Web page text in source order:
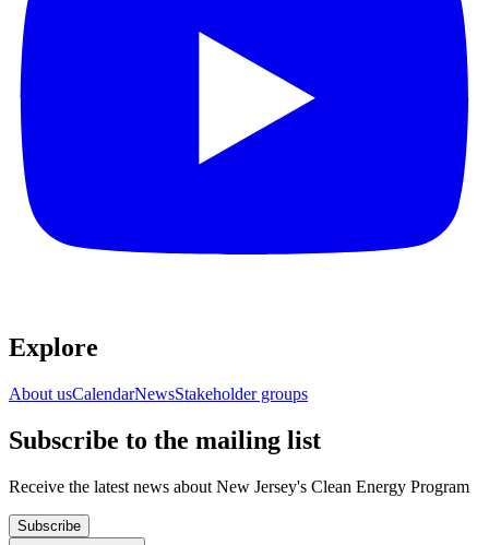
Explore​​​​‌ ‍ ​‍​‍‌‍ ‌ ​‍‌‍‍‌‌‍‌ ‌‍‍‌‌‍ ‍​‍​‍​ ‍‍​‍​‍‌ ​ ‌‍​‌‌‍ ‍‌‍‍‌‌ ‌​‌ ‍‌​‍ ‍‌‍‍‌‌‍ ​‍​‍​‍ ​​‍​‍‌‍‍​‌ ​‍‌‍‌‌‌‍‌‍​‍​‍​ ‍‍​‍​‍‌‍‍​‌ ‌​‌ ‌​‌ ​​​ ‍‍​‍ ​‍ ‌‍ ​‌‍ ‌‍​ ‌‍​‌‌‍ ​‌‍‍​‌‍ ‌ ​ ‌ ‌​​ ‍‍​ ​ ​ ​ ​ ​ ​ ​ ​‍ ‌‍‍‌‌‍ ‍‌ ‌​‌‍‌‌‌‍ ‍‌ ‌​​‍ ‌‍‌‌‌‍‌​‌‍‍‌‌ ‌​​‍ ‌‍ ‌‌‍ ‌‍‌​‌‍‌‌​ ‌‌ ​​‌ ​‍‌‍‌‌‌ ​ ‌‍‌‌‌‍ ‍‌ ‌​‌‍​‌‌ ‌​‌‍‍‌‌‍ ‌‍ ‍​ ‍ ‌‍‍‌‌‍‌​​ ‌‌ ​ ‌‍‍‌‌ ‌​‌‍‌‌‌​‌‍‌‍ ‌‍ ‌ ‌​‌‍‌‌‌ ​‍​ ‍ ‌ ‌​‌ ‍‌‌ ​​‌‍‌‌​ ‌‌‍‌‍‌‍ ‌‍ ‌ ‌​‌‍‌‌‌ ​‍​ ‍ ‌ ​​‌‍​‌‌ ‌​‌‍‍​​ ‌‌‍ ‌‌‍‌‌‌‍ ‍‌ ‌‌‌ ​ ​‍‌‌​ ‌‌‌​​‍‌‌ ‌‍‍ ‌‍‌‌‌ ‍‌​‍‌‌​ ​ ‌​‌​​‍‌‌​ ​ ‌​‌​​‍‌‌​ ​‍​ ​‍‌‍​‌​ ‍‌‌‍‌‍​ ​​‌‍‌​​ ​​​ ‌​​ ​​​ ​ ​ ​‌​ ‌‍​ ‌ ​‍‌‌​ ​‍​ ​‍​‍‌‌​ ‌‌‌​‌​​‍ ‍‌‍‍​‌‍‌‌‌‍​‌‌‍‌​‌‍‍‌‌‍ ‍‌‍‌ ​ ‌‍​‍‌‍​‌‌ ​ ‌‍‌‌‌‌‌‌‌ ​‍‌‍ ​​ ‌‌‍‍​‌ ‌​‌ ‌​‌ ​​​‍‌‌​ ​ ‌​​‌​‍‌‌​ ​‍‌​‌‍​‍‌‌​ ​‍‌​‌‍‌‍ ​‌‍ ‌‍​ ‌‍​‌‌‍ ​‌‍‍​‌‍ ‌ ​ ‌ ‌​​‍‌‌​ ​ ‌​​‌​ ​ ​ ​ ​ ​ ​ ​ ​‍‌‍‌‍‍‌‌‍‌​​ ‌‌ ​ ‌‍‍‌‌ ‌​‌‍‌‌‌​‌‍‌‍ ‌‍ ‌ ‌​‌‍‌‌‌ ​‍​‍‌‍‌ ‌​‌ ‍‌‌ ​​‌‍‌‌​ ‌‌‍‌‍‌‍ ‌‍ ‌ ‌​‌‍‌‌‌ ​‍​‍‌‍‌ ​​‌‍​‌‌ ‌​‌‍‍​​ ‌‌‍ ‌‌‍‌‌‌‍ ‍‌ ‌‌‌ ​ ​‍‌‌​ ‌‌‌​​‍‌‌ ‌‍‍ ‌‍‌‌‌ ‍‌​‍‌‌​ ​ ‌​‌​​‍‌‌​ ​ ‌​‌​​‍‌‌​ ​‍​ ​‍‌‍​‌​ ‍‌‌‍‌‍​ ​​‌‍‌​​ ​​​ ‌​​ ​​​ ​ ​ ​‌​ ‌‍​ ‌ ​‍‌‌​ ​‍​ ​‍​‍‌‌​ ‌‌‌​‌​​‍ ‍‌‍‍​‌‍‌‌‌‍​‌‌‍‌​‌‍‍‌‌‍ ‍‌‍‌ ​‍‌‍‌ ​​‌‍‌‌‌ ​‍‌ ​ ‌ ​​‌‍‌‌‌‍​ ‌ ‌​‌‍‍‌‌ ‌‍‌‍‌‌​ ‌‌ ​​‌ ‌‌‌‍​‍‌‍ ​‌‍‍‌‌ ​ ‌‍‍​‌‍‌‌‌‍‌​​‍​‍‌ ‌
About us​​​​‌ ‍ ​‍​‍‌‍ ‌ ​‍‌‍‍‌‌‍‌ ‌‍‍‌‌‍ ‍​‍​‍​ ‍‍​‍​‍‌ ​ ‌‍​‌‌‍ ‍‌‍‍‌‌ ‌​‌ ‍‌​‍ ‍‌‍‍‌‌‍ ​‍​‍​‍ ​​‍​‍‌‍‍​‌ ​‍‌‍‌‌‌‍‌‍​‍​‍​ ‍‍​‍​‍‌‍‍​‌ ‌​‌ ‌​‌ ​​​ ‍‍​‍ ​‍ ‌‍ ​‌‍ ‌‍​ ‌‍​‌‌‍ ​‌‍‍​‌‍ ‌ ​ ‌ ‌​​ ‍‍​ ​ ​ ​ ​ ​ ​ ​ ​‍ ‌‍‍‌‌‍ ‍‌ ‌​‌‍‌‌‌‍ ‍‌ ‌​​‍ ‌‍‌‌‌‍‌​‌‍‍‌‌ ‌​​‍ ‌‍ ‌‌‍ ‌‍‌​‌‍‌‌​ ‌‌ ​​‌ ​‍‌‍‌‌‌ ​ ‌‍‌‌‌‍ ‍‌ ‌​‌‍​‌‌ ‌​‌‍‍‌‌‍ ‌‍ ‍​ ‍ ‌‍‍‌‌‍‌​​ ‌‌ ​ ‌‍‍‌‌ ‌​‌‍‌‌‌​‌‍‌‍ ‌‍ ‌ ‌​‌‍‌‌‌ ​‍​ ‍ ‌ ‌​‌ ‍‌‌ ​​‌‍‌‌​ ‌‌‍‌‍‌‍ ‌‍ ‌ ‌​‌‍‌‌‌ ​‍​ ‍ ‌ ​​‌‍​‌‌ ‌​‌‍‍​​ ‌‌‍ ‌‌‍‌‌‌‍ ‍‌ ‌‌‌ ​ ​‍‌‌​ ‌‌‌​​‍‌‌ ‌‍‍ ‌‍‌‌‌ ‍‌​‍‌‌​ ​ ‌​‌​​‍‌‌​ ​ ‌​‌​​‍‌‌​ ​‍​ ​‍‌‍​‌​ ‍‌‌‍‌‍​ ​​‌‍‌​​ ​​​ ‌​​ ​​​ ​ ​ ​‌​ ‌‍​ ‌ ​‍‌‌​ ​‍​ ​‍​‍‌‌​ ‌‌‌​‌​​‍ ‍‌‍‍‌‌ ‌​‌‍‌‌‌‍ ‌‌ ​ ​‍‌‌​ ‌‌‌​​‍‌‌ ‌‍‍ ‌‍‌‌‌ ‍‌​‍‌‌​ ​ ‌​‌​​‍‌‌​ ​ ‌​‌​​‍‌‌​ ​‍​ ​‍​ ​​‌‍‌‌‌‍‌​​ ‌ ​ ​‍​ ​‍​ ​​‌‍‌‍​ ‌‍​ ‌​‌‍‌‍‌‍​‍​‍‌‌​ ​‍​ ​‍​‍‌‌​ ‌‌‌​‌​​‍ ‍‌ ‌​‌‍‌‌‌ ‍​‌ ‌​​ ‌‍​‍‌‍​‌‌ ​ ‌‍‌‌‌‌‌‌‌ ​‍‌‍ ​​ ‌‌‍‍​‌ ‌​‌ ‌​‌ ​​​‍‌‌​ ​ ‌​​‌​‍‌‌​ ​‍‌​‌‍​‍‌‌​ ​‍‌​‌‍‌‍ ​‌‍ ‌‍​ ‌‍​‌‌‍ ​‌‍‍​‌‍ ‌ ​ ‌ ‌​​‍‌‌​ ​ ‌​​‌​ ​ ​ ​ ​ ​ ​ ​ ​‍‌‍‌‍‍‌‌‍‌​​ ‌‌ ​ ‌‍‍‌‌ ‌​‌‍‌‌‌​‌‍‌‍ ‌‍ ‌ ‌​‌‍‌‌‌ ​‍​‍‌‍‌ ‌​‌ ‍‌‌ ​​‌‍‌‌​ ‌‌‍‌‍‌‍ ‌‍ ‌ ‌​‌‍‌‌‌ ​‍​‍‌‍‌ ​​‌‍​‌‌ ‌​‌‍‍​​ ‌‌‍ ‌‌‍‌‌‌‍ ‍‌ ‌‌‌ ​ ​‍‌‌​ ‌‌‌​​‍‌‌ ‌‍‍ ‌‍‌‌‌ ‍‌​‍‌‌​ ​ ‌​‌​​‍‌‌​ ​ ‌​‌​​‍‌‌​ ​‍​ ​‍‌‍​‌​ ‍‌‌‍‌‍​ ​​‌‍‌​​ ​​​ ‌​​ ​​​ ​ ​ ​‌​ ‌‍​ ‌ ​‍‌‌​ ​‍​ ​‍​‍‌‌​ ‌‌‌​‌​​‍ ‍‌‍‍‌‌ ‌​‌‍‌‌‌‍ ‌‌ ​ ​‍‌‌​ ‌‌‌​​‍‌‌ ‌‍‍ ‌‍‌‌‌ ‍‌​‍‌‌​ ​ ‌​‌​​‍‌‌​ ​ ‌​‌​​‍‌‌​ ​‍​ ​‍​ ​​‌‍‌‌‌‍‌​​ ‌ ​ ​‍​ ​‍​ ​​‌‍‌‍​ ‌‍​ ‌​‌‍‌‍‌‍​‍​‍‌‌​ ​‍​ ​‍​‍‌‌​ ‌‌‌​‌​​‍ ‍‌ ‌​‌‍‌‌‌ ‍​‌ ‌​​‍‌‍‌ ​​‌‍‌‌‌ ​‍‌ ​ ‌ ​​‌‍‌‌‌‍​ ‌ ‌​‌‍‍‌‌ ‌‍‌‍‌‌​ ‌‌ ​​‌ ‌‌‌‍​‍‌‍ ​‌‍‍‌‌ ​ ‌‍‍​‌‍‌‌‌‍‌​​‍​‍‌ ‌Calendar​​​​‌ ‍ ​‍​‍‌‍ ‌ ​‍‌‍‍‌‌‍‌ ‌‍‍‌‌‍ ‍​‍​‍​ ‍‍​‍​‍‌ ​ ‌‍​‌‌‍ ‍‌‍‍‌‌ ‌​‌ ‍‌​‍ ‍‌‍‍‌‌‍ ​‍​‍​‍ ​​‍​‍‌‍‍​‌ ​‍‌‍‌‌‌‍‌‍​‍​‍​ ‍‍​‍​‍‌‍‍​‌ ‌​‌ ‌​‌ ​​​ ‍‍​‍ ​‍ ‌‍ ​‌‍ ‌‍​ ‌‍​‌‌‍ ​‌‍‍​‌‍ ‌ ​ ‌ ‌​​ ‍‍​ ​ ​ ​ ​ ​ ​ ​ ​‍ ‌‍‍‌‌‍ ‍‌ ‌​‌‍‌‌‌‍ ‍‌ ‌​​‍ ‌‍‌‌‌‍‌​‌‍‍‌‌ ‌​​‍ ‌‍ ‌‌‍ ‌‍‌​‌‍‌‌​ ‌‌ ​​‌ ​‍‌‍‌‌‌ ​ ‌‍‌‌‌‍ ‍‌ ‌​‌‍​‌‌ ‌​‌‍‍‌‌‍ ‌‍ ‍​ ‍ ‌‍‍‌‌‍‌​​ ‌‌ ​ ‌‍‍‌‌ ‌​‌‍‌‌‌​‌‍‌‍ ‌‍ ‌ ‌​‌‍‌‌‌ ​‍​ ‍ ‌ ‌​‌ ‍‌‌ ​​‌‍‌‌​ ‌‌‍‌‍‌‍ ‌‍ ‌ ‌​‌‍‌‌‌ ​‍​ ‍ ‌ ​​‌‍​‌‌ ‌​‌‍‍​​ ‌‌‍ ‌‌‍‌‌‌‍ ‍‌ ‌‌‌ ​ ​‍‌‌​ ‌‌‌​​‍‌‌ ‌‍‍ ‌‍‌‌‌ ‍‌​‍‌‌​ ​ ‌​‌​​‍‌‌​ ​ ‌​‌​​‍‌‌​ ​‍​ ​‍‌‍​‌​ ‍‌‌‍‌‍​ ​​‌‍‌​​ ​​​ ‌​​ ​​​ ​ ​ ​‌​ ‌‍​ ‌ ​‍‌‌​ ​‍​ ​‍​‍‌‌​ ‌‌‌​‌​​‍ ‍‌‍‍‌‌ ‌​‌‍‌‌‌‍ ‌‌ ​ ​‍‌‌​ ‌‌‌​​‍‌‌ ‌‍‍ ‌‍‌‌‌ ‍‌​‍‌‌​ ​ ‌​‌​​‍‌‌​ ​ ‌​‌​​‍‌‌​ ​‍​ ​‍‌‍‌‍​ ‍​​ ‌​​ ​‍‌‍‌​‌‍‌‌​ ‌ ‌‍‌​‌‍‌‍‌‍‌​​ ‌ ​ ​‍​‍‌‌​ ​‍​ ​‍​‍‌‌​ ‌‌‌​‌​​‍ ‍‌ ‌​‌‍‌‌‌ ‍​‌ ‌​​ ‌‍​‍‌‍​‌‌ ​ ‌‍‌‌‌‌‌‌‌ ​‍‌‍ ​​ ‌‌‍‍​‌ ‌​‌ ‌​‌ ​​​‍‌‌​ ​ ‌​​‌​‍‌‌​ ​‍‌​‌‍​‍‌‌​ ​‍‌​‌‍‌‍ ​‌‍ ‌‍​ ‌‍​‌‌‍ ​‌‍‍​‌‍ ‌ ​ ‌ ‌​​‍‌‌​ ​ ‌​​‌​ ​ ​ ​ ​ ​ ​ ​ ​‍‌‍‌‍‍‌‌‍‌​​ ‌‌ ​ ‌‍‍‌‌ ‌​‌‍‌‌‌​‌‍‌‍ ‌‍ ‌ ‌​‌‍‌‌‌ ​‍​‍‌‍‌ ‌​‌ ‍‌‌ ​​‌‍‌‌​ ‌‌‍‌‍‌‍ ‌‍ ‌ ‌​‌‍‌‌‌ ​‍​‍‌‍‌ ​​‌‍​‌‌ ‌​‌‍‍​​ ‌‌‍ ‌‌‍‌‌‌‍ ‍‌ ‌‌‌ ​ ​‍‌‌​ ‌‌‌​​‍‌‌ ‌‍‍ ‌‍‌‌‌ ‍‌​‍‌‌​ ​ ‌​‌​​‍‌‌​ ​ ‌​‌​​‍‌‌​ ​‍​ ​‍‌‍​‌​ ‍‌‌‍‌‍​ ​​‌‍‌​​ ​​​ ‌​​ ​​​ ​ ​ ​‌​ ‌‍​ ‌ ​‍‌‌​ ​‍​ ​‍​‍‌‌​ ‌‌‌​‌​​‍ ‍‌‍‍‌‌ ‌​‌‍‌‌‌‍ ‌‌ ​ ​‍‌‌​ ‌‌‌​​‍‌‌ ‌‍‍ ‌‍‌‌‌ ‍‌​‍‌‌​ ​ ‌​‌​​‍‌‌​ ​ ‌​‌​​‍‌‌​ ​‍​ ​‍‌‍‌‍​ ‍​​ ‌​​ ​‍‌‍‌​‌‍‌‌​ ‌ ‌‍‌​‌‍‌‍‌‍‌​​ ‌ ​ ​‍​‍‌‌​ ​‍​ ​‍​‍‌‌​ ‌‌‌​‌​​‍ ‍‌ ‌​‌‍‌‌‌ ‍​‌ ‌​​‍‌‍‌ ​​‌‍‌‌‌ ​‍‌ ​ ‌ ​​‌‍‌‌‌‍​ ‌ ‌​‌‍‍‌‌ ‌‍‌‍‌‌​ ‌‌ ​​‌ ‌‌‌‍​‍‌‍ ​‌‍‍‌‌ ​ ‌‍‍​‌‍‌‌‌‍‌​​‍​‍‌ ‌News​​​​‌ ‍ ​‍​‍‌‍ ‌ ​‍‌‍‍‌‌‍‌ ‌‍‍‌‌‍ ‍​‍​‍​ ‍‍​‍​‍‌ ​ ‌‍​‌‌‍ ‍‌‍‍‌‌ ‌​‌ ‍‌​‍ ‍‌‍‍‌‌‍ ​‍​‍​‍ ​​‍​‍‌‍‍​‌ ​‍‌‍‌‌‌‍‌‍​‍​‍​ ‍‍​‍​‍‌‍‍​‌ ‌​‌ ‌​‌ ​​​ ‍‍​‍ ​‍ ‌‍ ​‌‍ ‌‍​ ‌‍​‌‌‍ ​‌‍‍​‌‍ ‌ ​ ‌ ‌​​ ‍‍​ ​ ​ ​ ​ ​ ​ ​ ​‍ ‌‍‍‌‌‍ ‍‌ ‌​‌‍‌‌‌‍ ‍‌ ‌​​‍ ‌‍‌‌‌‍‌​‌‍‍‌‌ ‌​​‍ ‌‍ ‌‌‍ ‌‍‌​‌‍‌‌​ ‌‌ ​​‌ ​‍‌‍‌‌‌ ​ ‌‍‌‌‌‍ ‍‌ ‌​‌‍​‌‌ ‌​‌‍‍‌‌‍ ‌‍ ‍​ ‍ ‌‍‍‌‌‍‌​​ ‌‌ ​ ‌‍‍‌‌ ‌​‌‍‌‌‌​‌‍‌‍ ‌‍ ‌ ‌​‌‍‌‌‌ ​‍​ ‍ ‌ ‌​‌ ‍‌‌ ​​‌‍‌‌​ ‌‌‍‌‍‌‍ ‌‍ ‌ ‌​‌‍‌‌‌ ​‍​ ‍ ‌ ​​‌‍​‌‌ ‌​‌‍‍​​ ‌‌‍ ‌‌‍‌‌‌‍ ‍‌ ‌‌‌ ​ ​‍‌‌​ ‌‌‌​​‍‌‌ ‌‍‍ ‌‍‌‌‌ ‍‌​‍‌‌​ ​ ‌​‌​​‍‌‌​ ​ ‌​‌​​‍‌‌​ ​‍​ ​‍‌‍​‌​ ‍‌‌‍‌‍​ ​​‌‍‌​​ ​​​ ‌​​ ​​​ ​ ​ ​‌​ ‌‍​ ‌ ​‍‌‌​ ​‍​ ​‍​‍‌‌​ ‌‌‌​‌​​‍ ‍‌‍‍‌‌ ‌​‌‍‌‌‌‍ ‌‌ ​ ​‍‌‌​ ‌‌‌​​‍‌‌ ‌‍‍ ‌‍‌‌‌ ‍‌​‍‌‌​ ​ ‌​‌​​‍‌‌​ ​ ‌​‌​​‍‌‌​ ​‍​ ​‍‌‍​ ‌‍​‍​ ‍​​ ​​​ ‍‌​ ‌‍​ ​‍​ ‌‍​ ​‍‌‍​‍​ ‍‌​ ​‌​‍‌‌​ ​‍​ ​‍​‍‌‌​ ‌‌‌​‌​​‍ ‍‌ ‌​‌‍‌‌‌ ‍​‌ ‌​​ ‌‍​‍‌‍​‌‌ ​ ‌‍‌‌‌‌‌‌‌ ​‍‌‍ ​​ ‌‌‍‍​‌ ‌​‌ ‌​‌ ​​​‍‌‌​ ​ ‌​​‌​‍‌‌​ ​‍‌​‌‍​‍‌‌​ ​‍‌​‌‍‌‍ ​‌‍ ‌‍​ ‌‍​‌‌‍ ​‌‍‍​‌‍ ‌ ​ ‌ ‌​​‍‌‌​ ​ ‌​​‌​ ​ ​ ​ ​ ​ ​ ​ ​‍‌‍‌‍‍‌‌‍‌​​ ‌‌ ​ ‌‍‍‌‌ ‌​‌‍‌‌‌​‌‍‌‍ ‌‍ ‌ ‌​‌‍‌‌‌ ​‍​‍‌‍‌ ‌​‌ ‍‌‌ ​​‌‍‌‌​ ‌‌‍‌‍‌‍ ‌‍ ‌ ‌​‌‍‌‌‌ ​‍​‍‌‍‌ ​​‌‍​‌‌ ‌​‌‍‍​​ ‌‌‍ ‌‌‍‌‌‌‍ ‍‌ ‌‌‌ ​ ​‍‌‌​ ‌‌‌​​‍‌‌ ‌‍‍ ‌‍‌‌‌ ‍‌​‍‌‌​ ​ ‌​‌​​‍‌‌​ ​ ‌​‌​​‍‌‌​ ​‍​ ​‍‌‍​‌​ ‍‌‌‍‌‍​ ​​‌‍‌​​ ​​​ ‌​​ ​​​ ​ ​ ​‌​ ‌‍​ ‌ ​‍‌‌​ ​‍​ ​‍​‍‌‌​ ‌‌‌​‌​​‍ ‍‌‍‍‌‌ ‌​‌‍‌‌‌‍ ‌‌ ​ ​‍‌‌​ ‌‌‌​​‍‌‌ ‌‍‍ ‌‍‌‌‌ ‍‌​‍‌‌​ ​ ‌​‌​​‍‌‌​ ​ ‌​‌​​‍‌‌​ ​‍​ ​‍‌‍​ ‌‍​‍​ ‍​​ ​​​ ‍‌​ ‌‍​ ​‍​ ‌‍​ ​‍‌‍​‍​ ‍‌​ ​‌​‍‌‌​ ​‍​ ​‍​‍‌‌​ ‌‌‌​‌​​‍ ‍‌ ‌​‌‍‌‌‌ ‍​‌ ‌​​‍‌‍‌ ​​‌‍‌‌‌ ​‍‌ ​ ‌ ​​‌‍‌‌‌‍​ ‌ ‌​‌‍‍‌‌ ‌‍‌‍‌‌​ ‌‌ ​​‌ ‌‌‌‍​‍‌‍ ​‌‍‍‌‌ ​ ‌‍‍​‌‍‌‌‌‍‌​​‍​‍‌ ‌Stakeholder groups​​​​‌ ‍ ​‍​‍‌‍ ‌ ​‍‌‍‍‌‌‍‌ ‌‍‍‌‌‍ ‍​‍​‍​ ‍‍​‍​‍‌ ​ ‌‍​‌‌‍ ‍‌‍‍‌‌ ‌​‌ ‍‌​‍ ‍‌‍‍‌‌‍ ​‍​‍​‍ ​​‍​‍‌‍‍​‌ ​‍‌‍‌‌‌‍‌‍​‍​‍​ ‍‍​‍​‍‌‍‍​‌ ‌​‌ ‌​‌ ​​​ ‍‍​‍ ​‍ ‌‍ ​‌‍ ‌‍​ ‌‍​‌‌‍ ​‌‍‍​‌‍ ‌ ​ ‌ ‌​​ ‍‍​ ​ ​ ​ ​ ​ ​ ​ ​‍ ‌‍‍‌‌‍ ‍‌ ‌​‌‍‌‌‌‍ ‍‌ ‌​​‍ ‌‍‌‌‌‍‌​‌‍‍‌‌ ‌​​‍ ‌‍ ‌‌‍ ‌‍‌​‌‍‌‌​ ‌‌ ​​‌ ​‍‌‍‌‌‌ ​ ‌‍‌‌‌‍ ‍‌ ‌​‌‍​‌‌ ‌​‌‍‍‌‌‍ ‌‍ ‍​ ‍ ‌‍‍‌‌‍‌​​ ‌‌ ​ ‌‍‍‌‌ ‌​‌‍‌‌‌​‌‍‌‍ ‌‍ ‌ ‌​‌‍‌‌‌ ​‍​ ‍ ‌ ‌​‌ ‍‌‌ ​​‌‍‌‌​ ‌‌‍‌‍‌‍ ‌‍ ‌ ‌​‌‍‌‌‌ ​‍​ ‍ ‌ ​​‌‍​‌‌ ‌​‌‍‍​​ ‌‌‍ ‌‌‍‌‌‌‍ ‍‌ ‌‌‌ ​ ​‍‌‌​ ‌‌‌​​‍‌‌ ‌‍‍ ‌‍‌‌‌ ‍‌​‍‌‌​ ​ ‌​‌​​‍‌‌​ ​ ‌​‌​​‍‌‌​ ​‍​ ​‍‌‍​‌​ ‍‌‌‍‌‍​ ​​‌‍‌​​ ​​​ ‌​​ ​​​ ​ ​ ​‌​ ‌‍​ ‌ ​‍‌‌​ ​‍​ ​‍​‍‌‌​ ‌‌‌​‌​​‍ ‍‌‍‍‌‌ ‌​‌‍‌‌‌‍ ‌‌ ​ ​‍‌‌​ ‌‌‌​​‍‌‌ ‌‍‍ ‌‍‌‌‌ ‍‌​‍‌‌​ ​ ‌​‌​​‍‌‌​ ​ ‌​‌​​‍‌‌​ ​‍​ ​‍‌‍​‌‌‍‌​​ ‌‌​ ​​​ ​‍‌‍​‍‌‍​‌‌‍‌‌​ ‌​​ ‍‌‌‍‌‍​ ‌​​‍‌‌​ ​‍​ ​‍​‍‌‌​ ‌‌‌​‌​​‍ ‍‌ ‌​‌‍‌‌‌ ‍​‌ ‌​​ ‌‍​‍‌‍​‌‌ ​ ‌‍‌‌‌‌‌‌‌ ​‍‌‍ ​​ ‌‌‍‍​‌ ‌​‌ ‌​‌ ​​​‍‌‌​ ​ ‌​​‌​‍‌‌​ ​‍‌​‌‍​‍‌‌​ ​‍‌​‌‍‌‍ ​‌‍ ‌‍​ ‌‍​‌‌‍ ​‌‍‍​‌‍ ‌ ​ ‌ ‌​​‍‌‌​ ​ ‌​​‌​ ​ ​ ​ ​ ​ ​ ​ ​‍‌‍‌‍‍‌‌‍‌​​ ‌‌ ​ ‌‍‍‌‌ ‌​‌‍‌‌‌​‌‍‌‍ ‌‍ ‌ ‌​‌‍‌‌‌ ​‍​‍‌‍‌ ‌​‌ ‍‌‌ ​​‌‍‌‌​ ‌‌‍‌‍‌‍ ‌‍ ‌ ‌​‌‍‌‌‌ ​‍​‍‌‍‌ ​​‌‍​‌‌ ‌​‌‍‍​​ ‌‌‍ ‌‌‍‌‌‌‍ ‍‌ ‌‌‌ ​ ​‍‌‌​ ‌‌‌​​‍‌‌ ‌‍‍ ‌‍‌‌‌ ‍‌​‍‌‌​ ​ ‌​‌​​‍‌‌​ ​ ‌​‌​​‍‌‌​ ​‍​ ​‍‌‍​‌​ ‍‌‌‍‌‍​ ​​‌‍‌​​ ​​​ ‌​​ ​​​ ​ ​ ​‌​ ‌‍​ ‌ ​‍‌‌​ ​‍​ ​‍​‍‌‌​ ‌‌‌​‌​​‍ ‍‌‍‍‌‌ ‌​‌‍‌‌‌‍ ‌‌ ​ ​‍‌‌​ ‌‌‌​​‍‌‌ ‌‍‍ ‌‍‌‌‌ ‍‌​‍‌‌​ ​ ‌​‌​​‍‌‌​ ​ ‌​‌​​‍‌‌​ ​‍​ ​‍‌‍​‌‌‍‌​​ ‌‌​ ​​​ ​‍‌‍​‍‌‍​‌‌‍‌‌​ ‌​​ ‍‌‌‍‌‍​ ‌​​‍‌‌​ ​‍​ ​‍​‍‌‌​ ‌‌‌​‌​​‍ ‍‌ ‌​‌‍‌‌‌ ‍​‌ ‌​​‍‌‍‌ ​​‌‍‌‌‌ ​‍‌ ​ ‌ ​​‌‍‌‌‌‍​ ‌ ‌​‌‍‍‌‌ ‌‍‌‍‌‌​ ‌‌ ​​‌ ‌‌‌‍​‍‌‍ ​‌‍‍‌‌ ​ ‌‍‍​‌‍‌‌‌‍‌​​‍​‍‌ ‌
Subscribe to the mailing list​​​​‌ ‍ ​‍​‍‌‍ ‌ ​‍‌‍‍‌‌‍‌ ‌‍‍‌‌‍ ‍​‍​‍​ ‍‍​‍​‍‌ ​ ‌‍​‌‌‍ ‍‌‍‍‌‌ ‌​‌ ‍‌​‍ ‍‌‍‍‌‌‍ ​‍​‍​‍ ​​‍​‍‌‍‍​‌ ​‍‌‍‌‌‌‍‌‍​‍​‍​ ‍‍​‍​‍‌‍‍​‌ ‌​‌ ‌​‌ ​​​ ‍‍​‍ ​‍ ‌‍ ​‌‍ ‌‍​ ‌‍​‌‌‍ ​‌‍‍​‌‍ ‌ ​ ‌ ‌​​ ‍‍​ ​ ​ ​ ​ ​ ​ ​ ​‍ ‌‍‍‌‌‍ ‍‌ ‌​‌‍‌‌‌‍ ‍‌ ‌​​‍ ‌‍‌‌‌‍‌​‌‍‍‌‌ ‌​​‍ ‌‍ ‌‌‍ ‌‍‌​‌‍‌‌​ ‌‌ ​​‌ ​‍‌‍‌‌‌ ​ ‌‍‌‌‌‍ ‍‌ ‌​‌‍​‌‌ ‌​‌‍‍‌‌‍ ‌‍ ‍​ ‍ ‌‍‍‌‌‍‌​​ ‌‌ ​ ‌‍‍‌‌ ‌​‌‍‌‌‌​‌‍‌‍ ‌‍ ‌ ‌​‌‍‌‌‌ ​‍​ ‍ ‌ ‌​‌ ‍‌‌ ​​‌‍‌‌​ ‌‌‍‌‍‌‍ ‌‍ ‌ ‌​‌‍‌‌‌ ​‍​ ‍ ‌ ​​‌‍​‌‌ ‌​‌‍‍​​ ‌‌‍ ‍‌‍‌‌‌ ‌ ‌ ​ ‌‍ ​‌‍‌‌‌ ‌​‌ ‌​‌‍‌‌‌ ​‍​‍ ‍‌‍‍​‌‍‌‌‌‍​‌‌‍‌​‌‍‍‌‌‍ ‍‌‍‌ ​ ‌‍​‍‌‍​‌‌ ​ ‌‍‌‌‌‌‌‌‌ ​‍‌‍ ​​ ‌‌‍‍​‌ ‌​‌ ‌​‌ ​​​‍‌‌​ ​ ‌​​‌​‍‌‌​ ​‍‌​‌‍​‍‌‌​ ​‍‌​‌‍‌‍ ​‌‍ ‌‍​ ‌‍​‌‌‍ ​‌‍‍​‌‍ ‌ ​ ‌ ‌​​‍‌‌​ ​ ‌​​‌​ ​ ​ ​ ​ ​ ​ ​ ​‍‌‍‌‍‍‌‌‍‌​​ ‌‌ ​ ‌‍‍‌‌ ‌​‌‍‌‌‌​‌‍‌‍ ‌‍ ‌ ‌​‌‍‌‌‌ ​‍​‍‌‍‌ ‌​‌ ‍‌‌ ​​‌‍‌‌​ ‌‌‍‌‍‌‍ ‌‍ ‌ ‌​‌‍‌‌‌ ​‍​‍‌‍‌ ​​‌‍​‌‌ ‌​‌‍‍​​ ‌‌‍ ‍‌‍‌‌‌ ‌ ‌ ​ ‌‍ ​‌‍‌‌‌ ‌​‌ ‌​‌‍‌‌‌ ​‍​‍ ‍‌‍‍​‌‍‌‌‌‍​‌‌‍‌​‌‍‍‌‌‍ ‍‌‍‌ ​‍‌‍‌ ​​‌‍‌‌‌ ​‍‌ ​ ‌ ​​‌‍‌‌‌‍​ ‌ ‌​‌‍‍‌‌ ‌‍‌‍‌‌​ ‌‌ ​​‌ ‌‌‌‍​‍‌‍ ​‌‍‍‌‌ ​ ‌‍‍​‌‍‌‌‌‍‌​​‍​‍‌ ‌
Receive the latest news about New Jersey's Clean Energy Program​​​​‌ ‍ ​‍​‍‌‍ ‌ ​‍‌‍‍‌‌‍‌ ‌‍‍‌‌‍ ‍​‍​‍​ ‍‍​‍​‍‌ ​ ‌‍​‌‌‍ ‍‌‍‍‌‌ ‌​‌ ‍‌​‍ ‍‌‍‍‌‌‍ ​‍​‍​‍ ​​‍​‍‌‍‍​‌ ​‍‌‍‌‌‌‍‌‍​‍​‍​ ‍‍​‍​‍‌‍‍​‌ ‌​‌ ‌​‌ ​​​ ‍‍​‍ ​‍ ‌‍ ​‌‍ ‌‍​ ‌‍​‌‌‍ ​‌‍‍​‌‍ ‌ ​ ‌ ‌​​ ‍‍​ ​ ​ ​ ​ ​ ​ ​ ​‍ ‌‍‍‌‌‍ ‍‌ ‌​‌‍‌‌‌‍ ‍‌ ‌​​‍ ‌‍‌‌‌‍‌​‌‍‍‌‌ ‌​​‍ ‌‍ ‌‌‍ ‌‍‌​‌‍‌‌​ ‌‌ ​​‌ ​‍‌‍‌‌‌ ​ ‌‍‌‌‌‍ ‍‌ ‌​‌‍​‌‌ ‌​‌‍‍‌‌‍ ‌‍ ‍​ ‍ ‌‍‍‌‌‍‌​​ ‌‌ ​ ‌‍‍‌‌ ‌​‌‍‌‌‌​‌‍‌‍ ‌‍ ‌ ‌​‌‍‌‌‌ ​‍​ ‍ ‌ ‌​‌ ‍‌‌ ​​‌‍‌‌​ ‌‌‍‌‍‌‍ ‌‍ ‌ ‌​‌‍‌‌‌ ​‍​ ‍ ‌ ​​‌‍​‌‌ ‌​‌‍‍​​ ‌‌‍ ‍‌‍‌‌‌ ‌ ‌ ​ ‌‍ ​‌‍‌‌‌ ‌​‌ ‌​‌‍‌‌‌ ​‍​‍ ‍‌ ‌​‌‍‌‌‌ ‍​‌ ‌​​ ‌‍​‍‌‍​‌‌ ​ ‌‍‌‌‌‌‌‌‌ ​‍‌‍ ​​ ‌‌‍‍​‌ ‌​‌ ‌​‌ ​​​‍‌‌​ ​ ‌​​‌​‍‌‌​ ​‍‌​‌‍​‍‌‌​ ​‍‌​‌‍‌‍ ​‌‍ ‌‍​ ‌‍​‌‌‍ ​‌‍‍​‌‍ ‌ ​ ‌ ‌​​‍‌‌​ ​ ‌​​‌​ ​ ​ ​ ​ ​ ​ ​ ​‍‌‍‌‍‍‌‌‍‌​​ ‌‌ ​ ‌‍‍‌‌ ‌​‌‍‌‌‌​‌‍‌‍ ‌‍ ‌ ‌​‌‍‌‌‌ ​‍​‍‌‍‌ ‌​‌ ‍‌‌ ​​‌‍‌‌​ ‌‌‍‌‍‌‍ ‌‍ ‌ ‌​‌‍‌‌‌ ​‍​‍‌‍‌ ​​‌‍​‌‌ ‌​‌‍‍​​ ‌‌‍ ‍‌‍‌‌‌ ‌ ‌ ​ ‌‍ ​‌‍‌‌‌ ‌​‌ ‌​‌‍‌‌‌ ​‍​‍ ‍‌ ‌​‌‍‌‌‌ ‍​‌ ‌​​‍‌‍‌ ​​‌‍‌‌‌ ​‍‌ ​ ‌ ​​‌‍‌‌‌‍​ ‌ ‌​‌‍‍‌‌ ‌‍‌‍‌‌​ ‌‌ ​​‌ ‌‌‌‍​‍‌‍ ​‌‍‍‌‌ ​ ‌‍‍​‌‍‌‌‌‍‌​​‍​‍‌ ‌
Subscribe​​​​‌ ‍ ​‍​‍‌‍ ‌ ​‍‌‍‍‌‌‍‌ ‌‍‍‌‌‍ ‍​‍​‍​ ‍‍​‍​‍‌ ​ ‌‍​‌‌‍ ‍‌‍‍‌‌ ‌​‌ ‍‌​‍ ‍‌‍‍‌‌‍ ​‍​‍​‍ ​​‍​‍‌‍‍​‌ ​‍‌‍‌‌‌‍‌‍​‍​‍​ ‍‍​‍​‍‌‍‍​‌ ‌​‌ ‌​‌ ​​​ ‍‍​‍ ​‍ ‌‍ ​‌‍ ‌‍​ ‌‍​‌‌‍ ​‌‍‍​‌‍ ‌ ​ ‌ ‌​​ ‍‍​ ​ ​ ​ ​ ​ ​ ​ ​‍ ‌‍‍‌‌‍ ‍‌ ‌​‌‍‌‌‌‍ ‍‌ ‌​​‍ ‌‍‌‌‌‍‌​‌‍‍‌‌ ‌​​‍ ‌‍ ‌‌‍ ‌‍‌​‌‍‌‌​ ‌‌ ​​‌ ​‍‌‍‌‌‌ ​ ‌‍‌‌‌‍ ‍‌ ‌​‌‍​‌‌ ‌​‌‍‍‌‌‍ ‌‍ ‍​ ‍ ‌‍‍‌‌‍‌​​ ‌‌ ​ ‌‍‍‌‌ ‌​‌‍‌‌‌​‌‍‌‍ ‌‍ ‌ ‌​‌‍‌‌‌ ​‍​ ‍ ‌ ‌​‌ ‍‌‌ ​​‌‍‌‌​ ‌‌‍‌‍‌‍ ‌‍ ‌ ‌​‌‍‌‌‌ ​‍​ ‍ ‌ ​​‌‍​‌‌ ‌​‌‍‍​​ ‌‌‍ ‍‌‍‌‌‌ ‌ ‌ ​ ‌‍ ​‌‍‌‌‌ ‌​‌ ‌​‌‍‌‌‌ ​‍​‍ ‍‌‍​‍‌ ‌​‌‍ ‍​ ‌‍​‍‌‍​‌‌ ​ ‌‍‌‌‌‌‌‌‌ ​‍‌‍ ​​ ‌‌‍‍​‌ ‌​‌ ‌​‌ ​​​‍‌‌​ ​ ‌​​‌​‍‌‌​ ​‍‌​‌‍​‍‌‌​ ​‍‌​‌‍‌‍ ​‌‍ ‌‍​ ‌‍​‌‌‍ ​‌‍‍​‌‍ ‌ ​ ‌ ‌​​‍‌‌​ ​ ‌​​‌​ ​ ​ ​ ​ ​ ​ ​ ​‍‌‍‌‍‍‌‌‍‌​​ ‌‌ ​ ‌‍‍‌‌ ‌​‌‍‌‌‌​‌‍‌‍ ‌‍ ‌ ‌​‌‍‌‌‌ ​‍​‍‌‍‌ ‌​‌ ‍‌‌ ​​‌‍‌‌​ ‌‌‍‌‍‌‍ ‌‍ ‌ ‌​‌‍‌‌‌ ​‍​‍‌‍‌ ​​‌‍​‌‌ ‌​‌‍‍​​ ‌‌‍ ‍‌‍‌‌‌ ‌ ‌ ​ ‌‍ ​‌‍‌‌‌ ‌​‌ ‌​‌‍‌‌‌ ​‍​‍ ‍‌‍​‍‌ ‌​‌‍ ‍​‍‌‍‌ ​​‌‍‌‌‌ ​‍‌ ​ ‌ ​​‌‍‌‌‌‍​ ‌ ‌​‌‍‍‌‌ ‌‍‌‍‌‌​ ‌‌ ​​‌ ‌‌‌‍​‍‌‍ ​‌‍‍‌‌ ​ ‌‍‍​‌‍‌‌‌‍‌​​‍​‍‌ ‌